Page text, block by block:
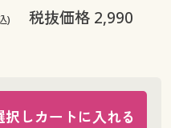
)
税抜価格 2,990
しカートに入れる